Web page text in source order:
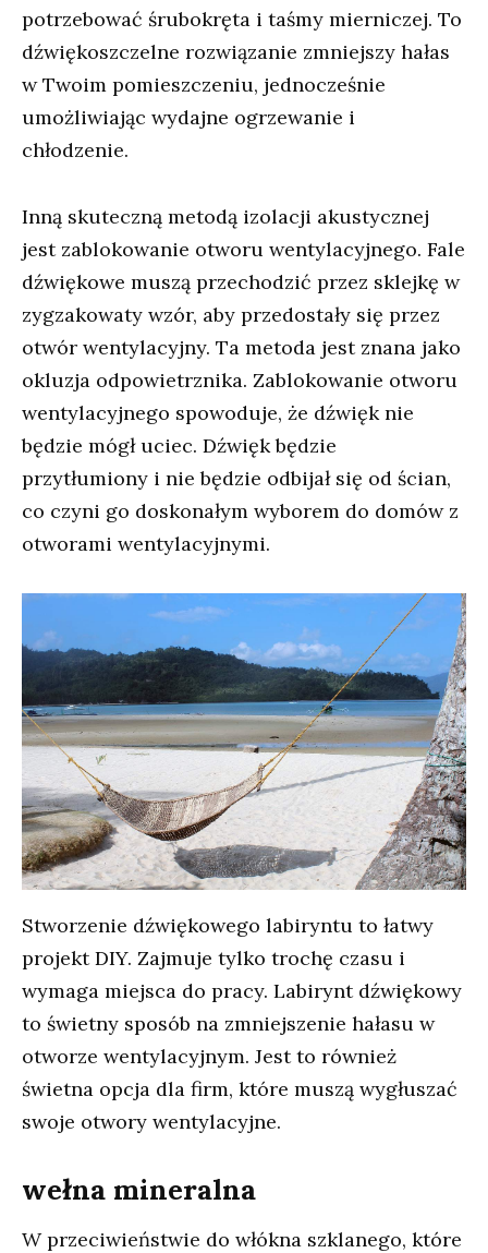
potrzebować śrubokręta i taśmy mierniczej. To
dźwiękoszczelne rozwiązanie zmniejszy hałas
w Twoim pomieszczeniu, jednocześnie
umożliwiając wydajne ogrzewanie i
chłodzenie.
Inną skuteczną metodą izolacji akustycznej
jest zablokowanie otworu wentylacyjnego. Fale
dźwiękowe muszą przechodzić przez sklejkę w
zygzakowaty wzór, aby przedostały się przez
otwór wentylacyjny. Ta metoda jest znana jako
okluzja odpowietrznika. Zablokowanie otworu
wentylacyjnego spowoduje, że dźwięk nie
będzie mógł uciec. Dźwięk będzie
przytłumiony i nie będzie odbijał się od ścian,
co czyni go doskonałym wyborem do domów z
otworami wentylacyjnymi.
Stworzenie dźwiękowego labiryntu to łatwy
projekt DIY. Zajmuje tylko trochę czasu i
wymaga miejsca do pracy. Labirynt dźwiękowy
to świetny sposób na zmniejszenie hałasu w
otworze wentylacyjnym. Jest to również
świetna opcja dla firm, które muszą wygłuszać
swoje otwory wentylacyjne.
wełna mineralna
W przeciwieństwie do włókna szklanego, które